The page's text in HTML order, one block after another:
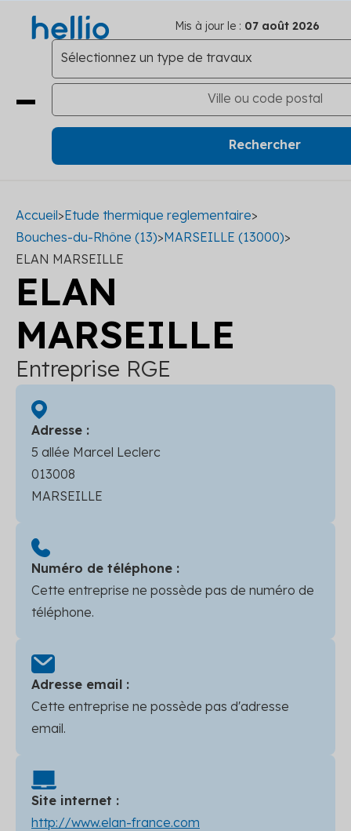
Mis à jour le : 07 août 2026
Accueil>Etude thermique reglementaire>
Bouches-du-Rhône (13)>MARSEILLE (13000)>
ELAN MARSEILLE
ELAN
MARSEILLE
Entreprise RGE
Adresse :
5 allée Marcel Leclerc
013008
MARSEILLE
Numéro de téléphone :
Cette entreprise ne possède pas de numéro de
téléphone.
Adresse email :
Cette entreprise ne possède pas d'adresse
email.
Site internet :
http://www.elan-france.com